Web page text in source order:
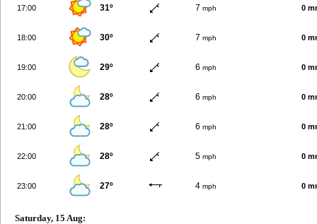
17:00 31º 7 mph 0
18:00 30º 7 mph 0
19:00 29º 6 mph 0
20:00 28º 6 mph 0
21:00 28º 6 mph 0
22:00 28º 5 mph 0
23:00 27º 4 mph 0
Saturday, 15 Aug: